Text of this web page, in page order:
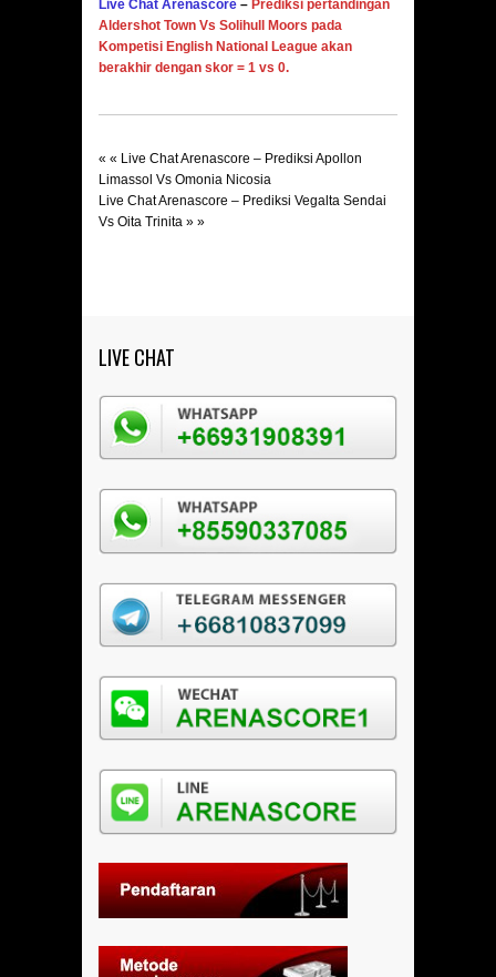
Live Chat Arenascore – Prediksi pertandingan
Aldershot Town Vs Solihull Moors pada
Kompetisi English National League akan
berakhir dengan skor = 1 vs 0.
« « Live Chat Arenascore – Prediksi Apollon
Limassol Vs Omonia Nicosia
Live Chat Arenascore – Prediksi Vegalta Sendai
Vs Oita Trinita » »
LIVE CHAT